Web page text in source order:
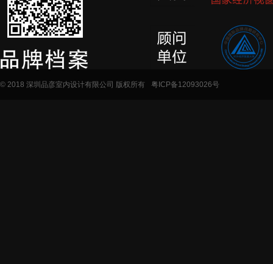
© 2018 深圳品彦室内设计有限公司 版权所有 粤ICP备12093026号